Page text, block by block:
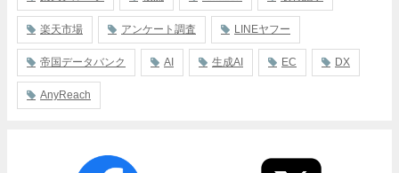
楽天市場 アンケート調査 LINEヤフー
帝国データバンク AI 生成AI EC DX
AnyReach